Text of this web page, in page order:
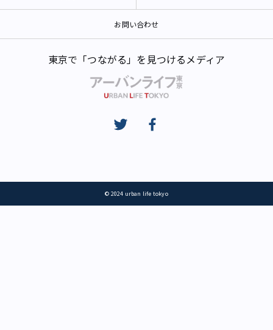
お問い合わせ
東京で「つながる」を見つけるメディア
© 2024 urban life tokyo